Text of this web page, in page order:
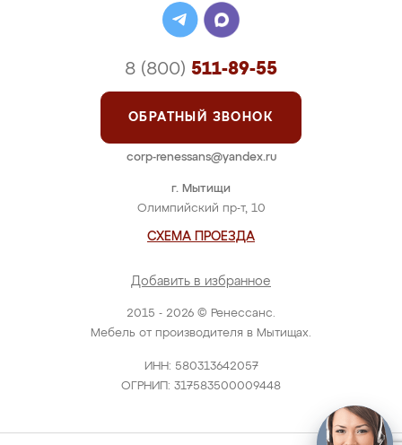
2015 - 2026 © Ренессанс.
Мебель от производителя в Мытищах.
ИНН: 580313642057
ОГРНИП: 317583500009448
г. Мытищи
Олимпийский пр-т, 10
СХЕМА ПРОЕЗДА
Добавить в избранное
8 (800) 511-89-55
ОБРАТНЫЙ ЗВОНОК
corp-renessans@yandex.ru